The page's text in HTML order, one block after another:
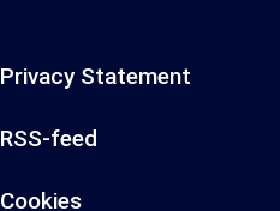
Privacy Statement
RSS-feed
Cookies